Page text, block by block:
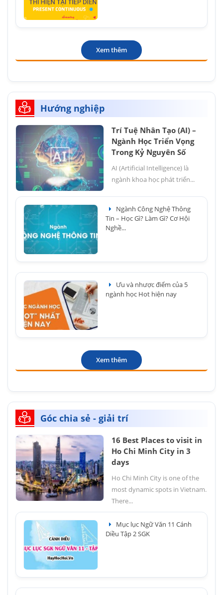
Xem thêm
Hướng nghiệp
Trí Tuệ Nhân Tạo (AI) –
Ngành Học Triển Vọng
Trong Kỷ Nguyên Số
AI (Artificial Intelligence) là
ngành khoa học phát triển...
Ngành Công Nghệ Thông
Tin – Học Gì? Làm Gì? Cơ Hội
Nghề...
Ưu và nhược điểm của 5
ngành học Hot hiện nay
Xem thêm
Góc chia sẻ - giải trí
16 Best Places to visit in
Ho Chi Minh City in 3
days
Ho Chi Minh City is one of the
most dynamic spots in Vietnam.
There...
Mục lục Ngữ Văn 11 Cánh
Diều Tập 2 SGK